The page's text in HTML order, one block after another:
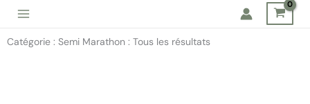
Aller
contenu
Catégorie : Semi Marathon : Tous les résultats